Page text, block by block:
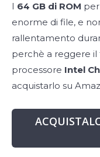
I 64 GB di ROM
enorme di file, e
rallentamento
perchè a reggere il
processore Intel
acquistarlo su